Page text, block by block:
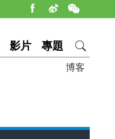
影片 專題
博客